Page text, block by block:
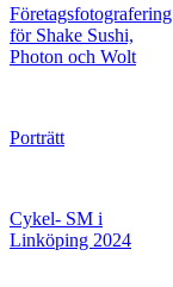
Företagsfotografering
för Shake Sushi,
Photon och Wolt
Porträtt
Cykel- SM i
Linköping 2024